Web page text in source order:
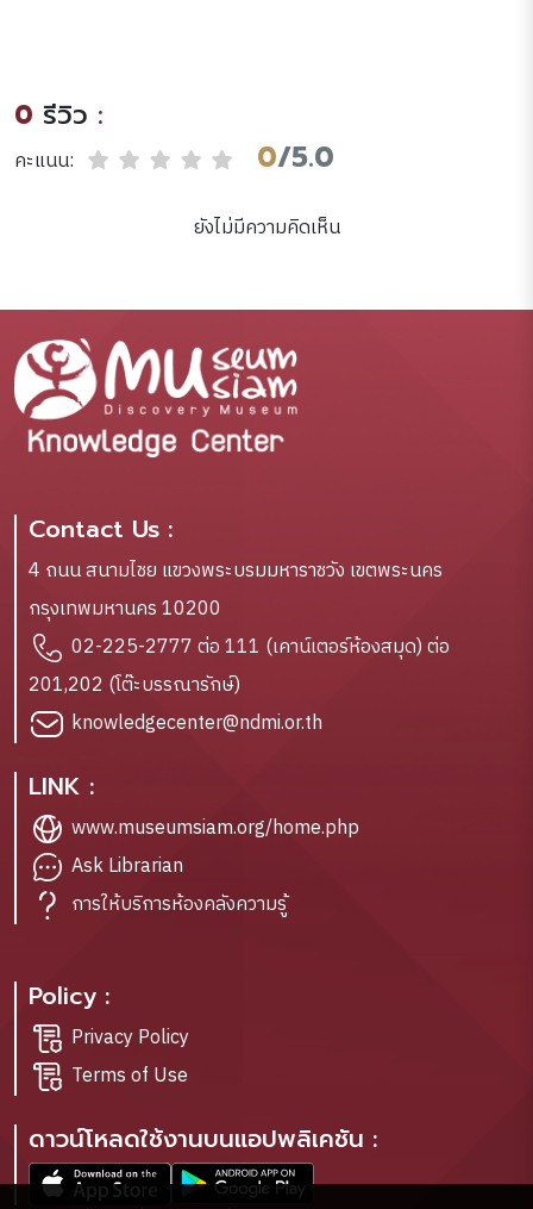
ภาพประกอบ.
0 รีวิว :
คะแนน: 0/5.0
ยังไม่มีความคิดเห็น
Contact Us :
4 ถนน สนามไชย แขวงพระบรมมหาราชวัง เขตพระนคร
กรุงเทพมหานคร 10200
02-225-2777 ต่อ 111 (เคาน์เตอร์ห้องสมุด) ต่อ
201,202 (โต๊ะบรรณารักษ์)
knowledgecenter@ndmi.or.th
LINK :
www.museumsiam.org/home.php
Ask Librarian
การให้บริการห้องคลังความรู้
Policy :
Privacy Policy
Terms of Use
ดาวน์โหลดใช้งานบนแอปพลิเคชัน :